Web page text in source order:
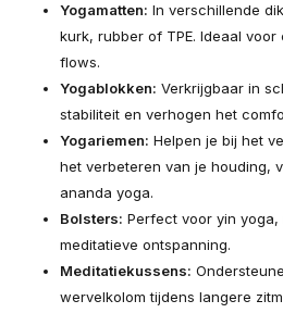
Yogamatten: In verschillende
kurk, rubber of TPE. Ideaal
flows.
Yogablokken: Verkrijgbaar in
stabiliteit en verhogen het
Yogariemen: Helpen je bij het
het verbeteren van je houding,
ananda yoga.
Bolsters: Perfect voor yin
meditatieve ontspanning.
Meditatiekussens:
wervelkolom tijdens langere